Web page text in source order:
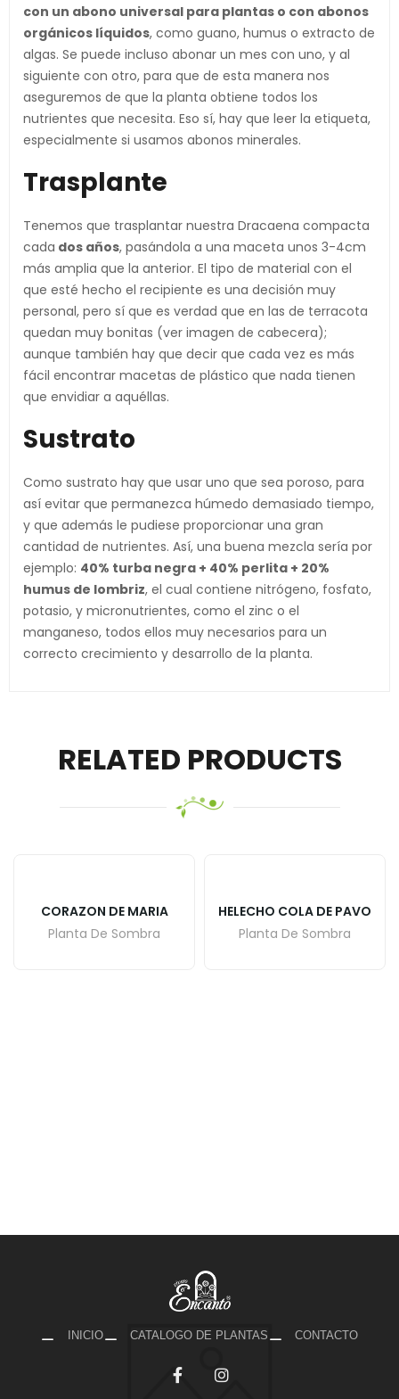
con un abono universal para plantas o con abonos
orgánicos líquidos, como guano, humus o extracto de
algas. Se puede incluso abonar un mes con uno, y al
siguiente con otro, para que de esta manera nos
aseguremos de que la planta obtiene todos los
nutrientes que necesita. Eso sí, hay que leer la etiqueta,
especialmente si usamos abonos minerales.
Trasplante
Tenemos que trasplantar nuestra Dracaena compacta
cada dos años, pasándola a una maceta unos 3-4cm
más amplia que la anterior. El tipo de material con el
que esté hecho el recipiente es una decisión muy
personal, pero sí que es verdad que en las de terracota
quedan muy bonitas (ver imagen de cabecera);
aunque también hay que decir que cada vez es más
fácil encontrar macetas de plástico que nada tienen
que envidiar a aquéllas.
Sustrato
Como sustrato hay que usar uno que sea poroso, para
así evitar que permanezca húmedo demasiado tiempo,
y que además le pudiese proporcionar una gran
cantidad de nutrientes. Así, una buena mezcla sería por
ejemplo: 40% turba negra + 40% perlita + 20%
humus de lombriz, el cual contiene nitrógeno, fosfato,
potasio, y micronutrientes, como el zinc o el
manganeso, todos ellos muy necesarios para un
correcto crecimiento y desarrollo de la planta.
RELATED PRODUCTS
CORAZON DE MARIA
Planta De Sombra
HELECHO COLA DE PAVO
Planta De Sombra
INICIO CATALOGO DE PLANTAS CONTACTO